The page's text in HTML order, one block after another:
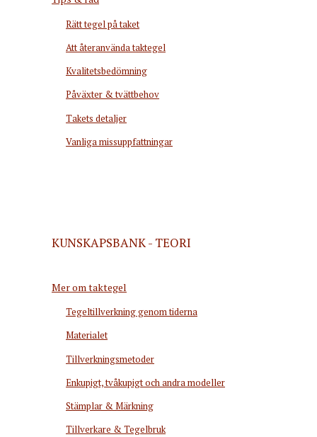
Rätt tegel på taket
Att återanvända taktegel
Kvalitetsbedömning
Påväxter & tvättbehov
Takets detaljer
Vanliga missuppfattningar
KUNSKAPSBANK - TEORI
Mer om taktegel
Tegeltillverkning genom tiderna
Materialet
Tillverkningsmetoder
Enkupigt, tvåkupigt och andra modeller
Stämplar & Märkning
Tillverkare & Tegelbruk